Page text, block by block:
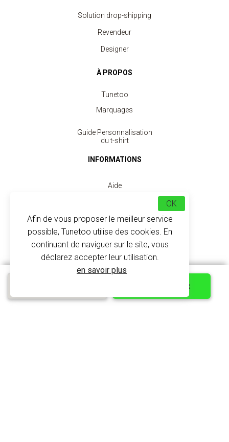
PERSONNALISER
Polo Sport Homme
à partir de 11.40 €
Solution drop-shipping
Revendeur
Designer
À PROPOS
Tunetoo
Marquages
Guide Personnalisation
du t-shirt
INFORMATIONS
Aide
Demande de devis
Protections des données
SERVICE
Mentions légales
Afin de vous proposer le meilleur service
possible, Tunetoo utilise des cookies. En
continuant de naviguer sur le site, vous
déclarez accepter leur utilisation.
en savoir plus
OK